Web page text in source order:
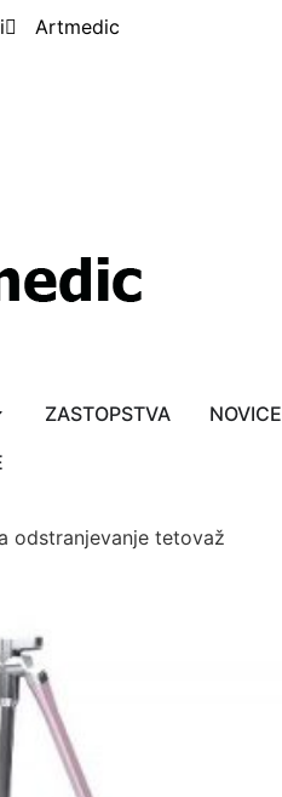
Artmedic
ZASTOPSTVA
NOVICE
odstranjevanje tetovaž